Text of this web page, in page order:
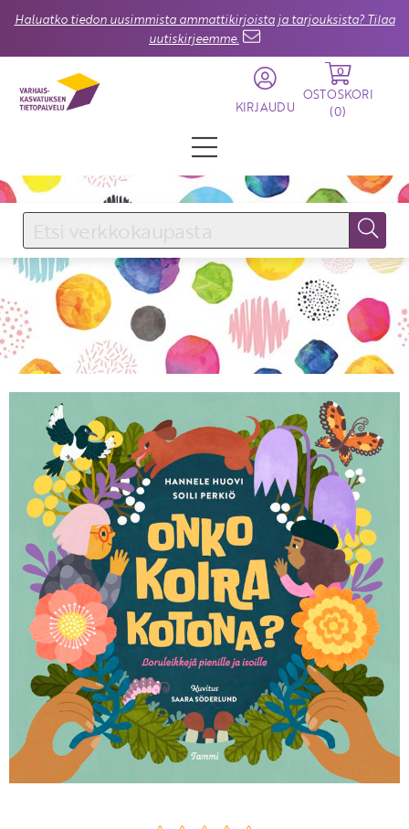
Haluatko tiedon uusimmista ammattikirjoista ja tarjouksista? Tilaa
uutiskirjeemme.
KIRJAUDU
0
OSTOSKORI
(0)
KIRJAUDU SISÄÄN
Käyttäjätunnus
Salasana
Unohtuiko salasana?
KIRJAUDU SISÄÄN
Etkö ole vielä Varhaiskasvatuksen Tietopalvelun
jäsen?
Liity tästä!